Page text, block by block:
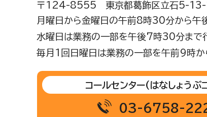
〒124-8555 東京都葛飾区立石5-
月曜日から金曜日の午前8時30分から
水曜日は業務の一部を午後7時30分まで行
毎月1回日曜日は業務の一部を午前9時か
コールセンター(はなしょうぶ
03-6758-